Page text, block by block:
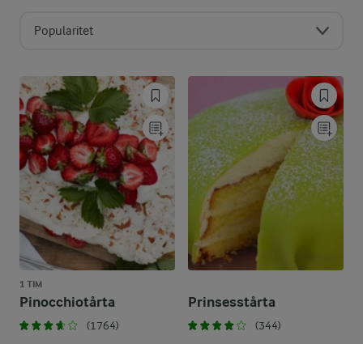
Popularitet
1 TIM
Pinocchiotårta
(1764)
Prinsesstårta
(344)